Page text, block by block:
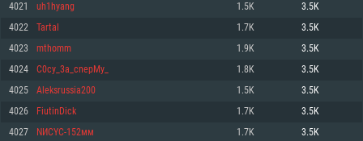
시스템 요구사항
최소사양
최소사양
최소사양
4021 uh1hyang 1.5K 3.5K
4022 Tartal 1.7K 3.5K
4023 mthomm 1.9K 3.5K
4024 C0cy_3a_cnepMy_ 1.8K 3.5K
4025 Aleksrussia200 1.5K 3.5K
4026 FiutinDick 1.7K 3.5K
4027 NИСYС-152мм 1.7K 3.5K